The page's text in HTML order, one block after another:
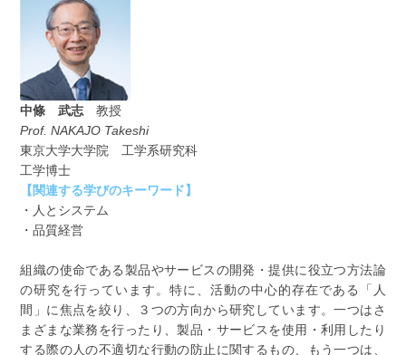
中條 武志 教授
Prof. NAKAJO Takeshi
東京大学大学院 工学系研究科
工学博士
【関連する学びのキーワード】
・人とシステム
・品質経営
組織の使命である製品やサービスの開発・提供に役立つ方法論
の研究を行っています。特に、活動の中心的存在である「人
間」に焦点を絞り、３つの方向から研究しています。一つはさ
まざまな業務を行ったり、製品・サービスを使用・利用したり
する際の人の不適切な行動の防止に関するもの、もう一つは、